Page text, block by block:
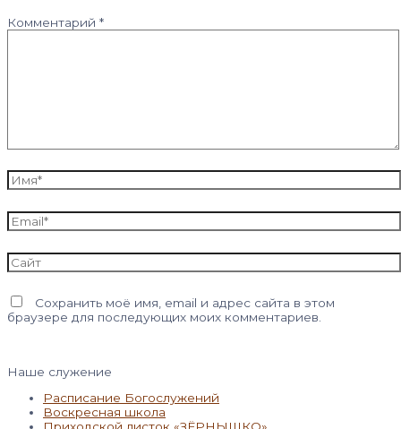
Комментарий *
Имя*
Email*
Сайт
Сохранить моё имя, email и адрес сайта в этом
браузере для последующих моих комментариев.
Наше служение
Расписание Богослужений
Воскресная школа
Приходской листок «ЗЁРНЫШКО»